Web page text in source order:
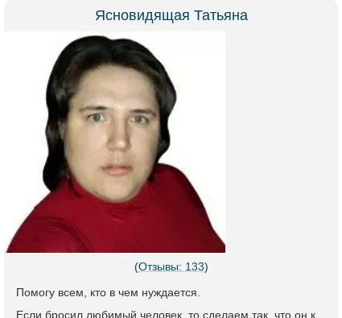
Ясновидящая Татьяна
(Отзывы: 133)
Помогу всем, кто в чем нуждается.
Если бросил любимый человек, то сделаем так, что он к